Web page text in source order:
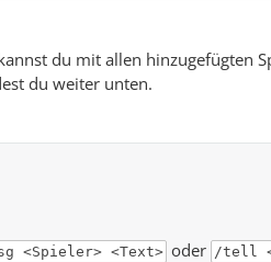
du mit allen hinzugefügten
du weiter unten.
<Spieler> <Text> oder /tell